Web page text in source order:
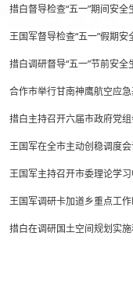
措白督导检查“五一”期间安
合作市举行甘南神鹰航空应
措白主持召开六届市政府党